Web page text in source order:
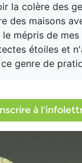
la colère des
des maisons
le mépris de
étoiles et
genre de
à